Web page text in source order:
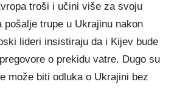
troši i učini više za svoju
pošalje trupe u Ukrajinu nakon
lideri insistiraju da i Kijev bude
o prekidu vatre. Dugo su
može biti odluka o Ukrajini bez